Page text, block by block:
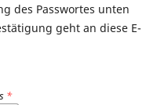
des Passwortes unten
geht an diese E-
*